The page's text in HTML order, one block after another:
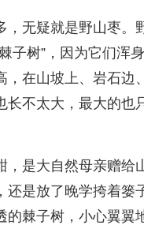
，无疑就是野山枣。
子树”，因为它们浑
，在山坡上、岩石边
长不太大，最大的也
，是大自然母亲赠给
还是放了晚学挎着篓
的棘子树，小心翼翼